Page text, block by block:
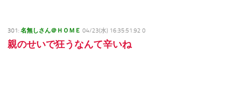
301: 名無しさん＠ＨＯＭＥ 04/23(水) 16:35:51.92 0
親のせいで狂うなんて辛いね